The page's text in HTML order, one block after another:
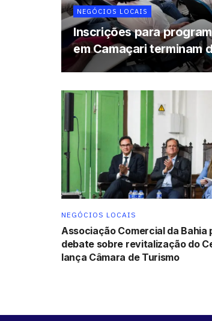
NEGÓCIOS LOCAIS
Inscrições para
em Camaçari terminam
NEGÓCIOS LOCAIS
Associação Comercial da Bahia
debate sobre revitalização do
lança Câmara de Turismo